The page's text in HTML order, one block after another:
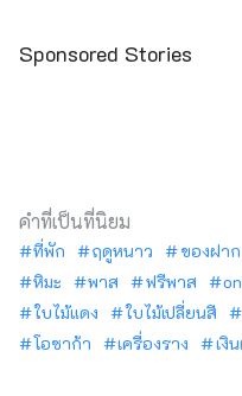
Sponsored Stories
คำที่เป็นที่นิยม
ที่พัก ฤดูหนาว ของฝาก
หิมะ
พาส ฟรีพาส
ใบไม้แดง
ใบไม้เปลี่ยนสี
โอซาก้า
เครื่องราง เงิ